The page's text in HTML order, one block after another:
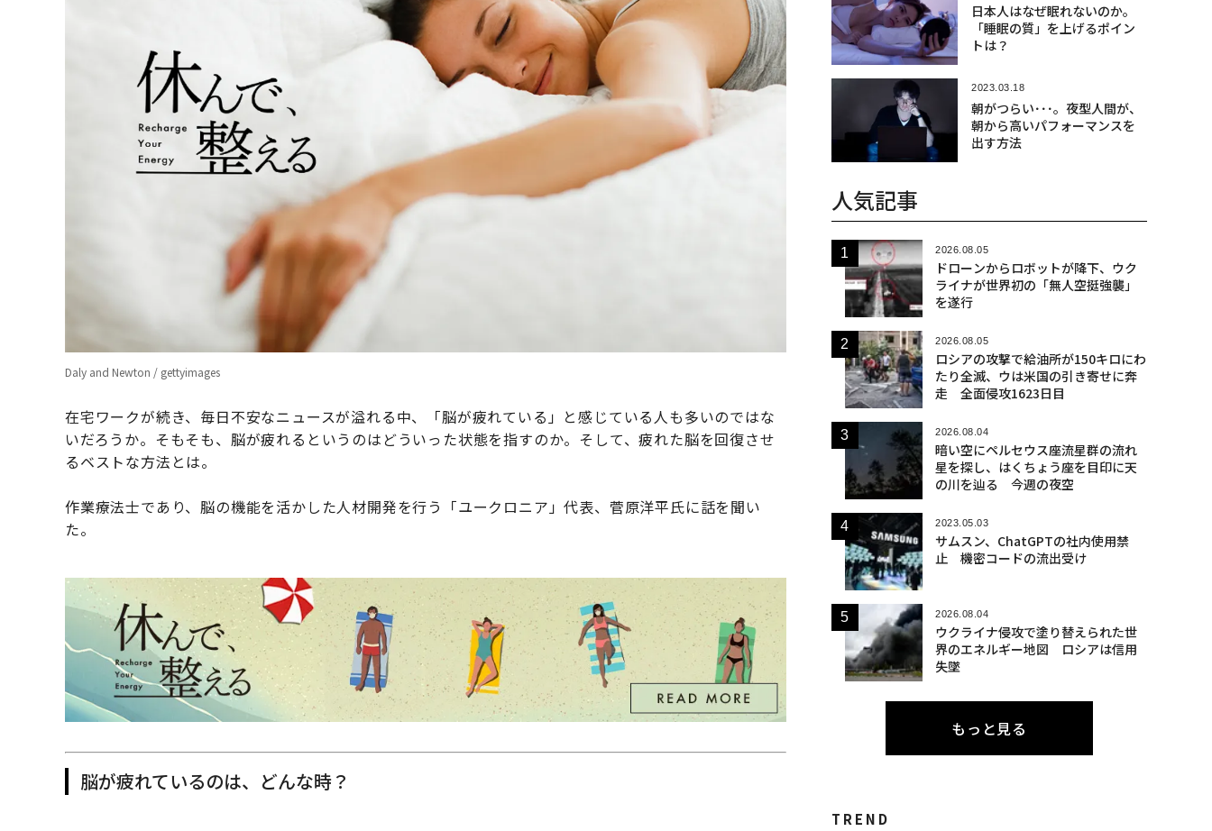
Daly and Newton / gettyimages
在宅ワークが続き、毎日不安なニュースが溢れる中、「脳が疲れている」と感じている人も多いのではな
いだろうか。そもそも、脳が疲れるというのはどういった状態を指すのか。そして、疲れた脳を回復させ
るベストな方法とは。
作業療法士であり、脳の機能を活かした人材開発を行う「ユークロニア」代表、菅原洋平氏に話を聞い
た。
脳が疲れているのは、どんな時？
日本人はなぜ眠れないのか。
「睡眠の質」を上げるポイン
トは？
2023.03.18
朝がつらい･･･。夜型人間が、
朝から高いパフォーマンスを
出す方法
人気記事
2026.08.05
ドローンからロボットが降下、ウク
ライナが世界初の「無人空挺強襲」
を遂行
2026.08.05
ロシアの攻撃で給油所が150キロにわ
たり全滅、ウは米国の引き寄せに奔
走 全面侵攻1623日目
2026.08.04
暗い空にペルセウス座流星群の流れ
星を探し、はくちょう座を目印に天
の川を辿る 今週の夜空
2023.05.03
サムスン、ChatGPTの社内使用禁
止 機密コードの流出受け
2026.08.04
ウクライナ侵攻で塗り替えられた世
界のエネルギー地図 ロシアは信用
失墜
もっと見る
TREND